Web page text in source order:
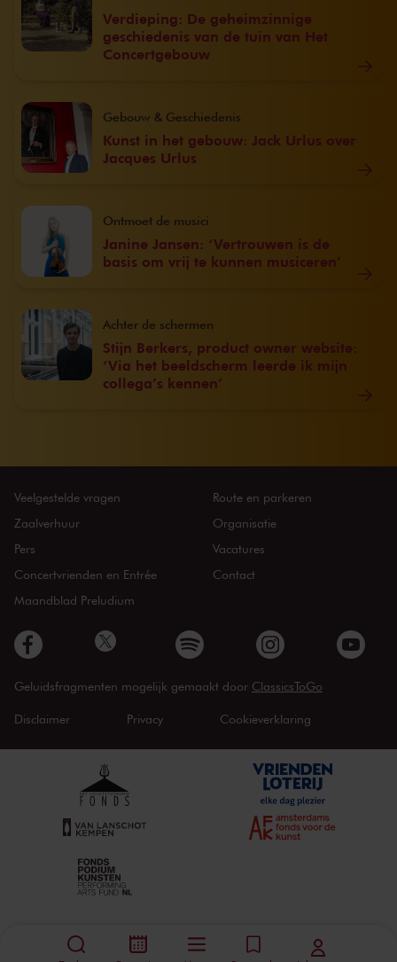
Verdieping: De geheimzinnige
geschiedenis van de tuin van Het
Concertgebouw
Kunst in het gebouw: Jack Urlus over
Jacques Urlus
Gebouw & Geschiedenis
Janine Jansen: ‘Vertrouwen is de
basis om vrij te kunnen musiceren’
Ontmoet de musici
Stijn Berkers, product owner website:
‘Via het beeldscherm leerde ik mijn
collega’s kennen’
Achter de schermen
Veelgestelde vragen
Zaalverhuur
Pers
Concertvrienden en Entrée
Maandblad Preludium
Route en parkeren
Organisatie
Vacatures
Contact
Geluidsfragmenten mogelijk gemaakt door ClassicsToGo
Disclaimer Privacy Cookieverklaring